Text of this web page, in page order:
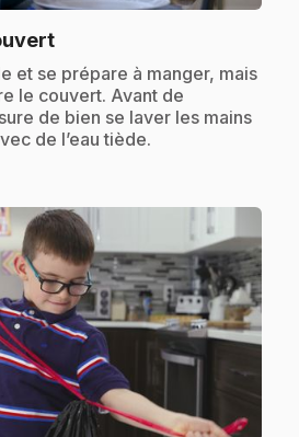
.
et se prépare à manger, mais
le couvert. Avant de
de bien se laver les mains
de l’eau tiède.